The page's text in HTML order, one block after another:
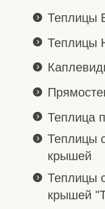
Теплицы
Теплицы
Теплица
Теплицы
крышей
Теплицы
крышей